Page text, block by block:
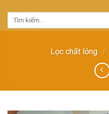
Tìm
Lọc chất lỏng /